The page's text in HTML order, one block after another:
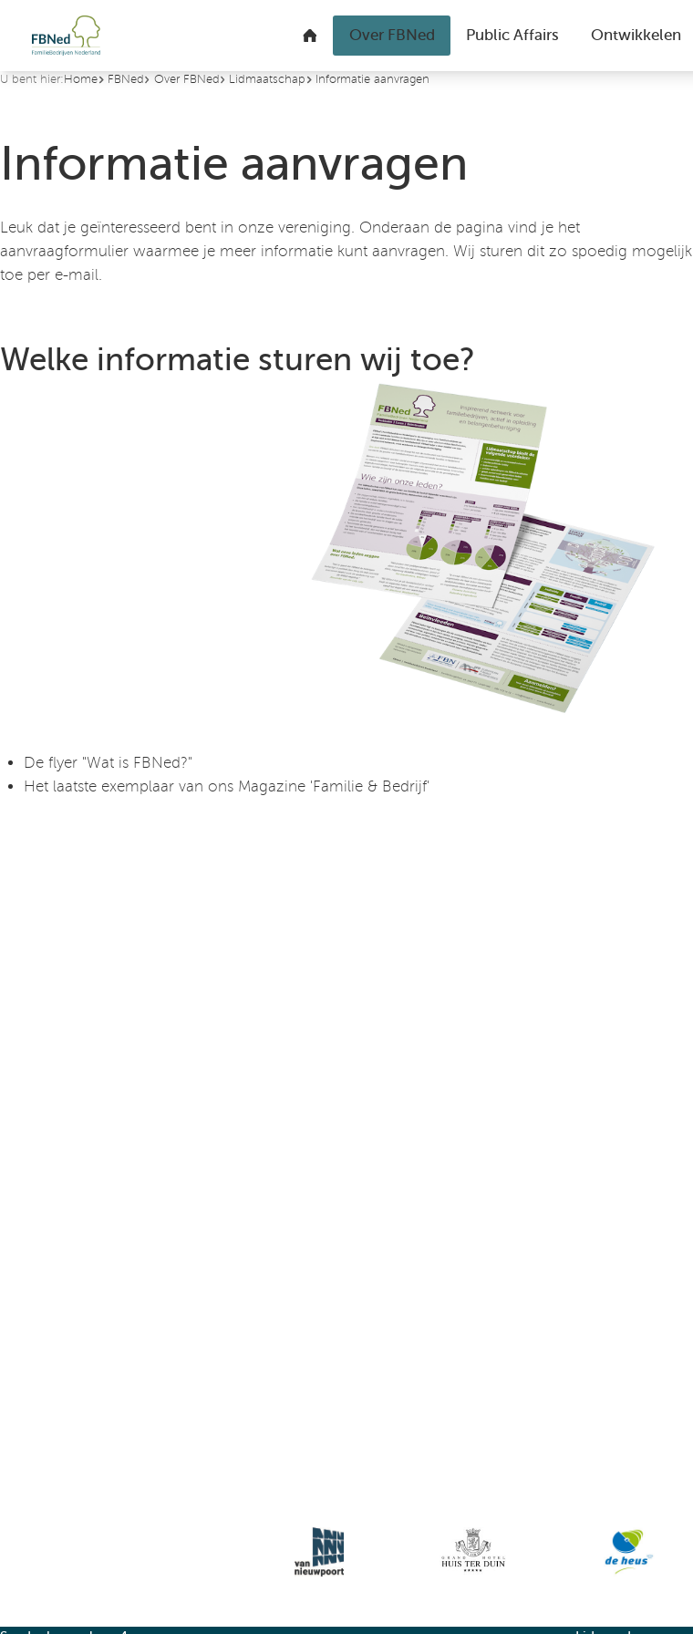
U bent hier: Home FBNed Over FBNed Lidmaatschap Informatie aanvragen
Informatie aanvragen
Leuk dat je geïnteresseerd bent in onze vereniging. Onderaan de pagina vind je het
aanvraagformulier waarmee je meer informatie kunt aanvragen. Wij sturen dit zo spoedig mogelijk
toe per e-mail.
Welke informatie sturen wij toe?
De flyer "Wat is FBNed?"
Het laatste exemplaar van ons Magazine 'Familie & Bedrijf'